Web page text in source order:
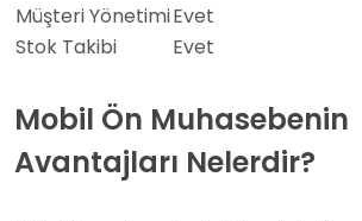
Müşteri YönetimiEvet
Stok Takibi
Evet
Mobil Ön Muhasebenin
Avantajları Nelerdir?